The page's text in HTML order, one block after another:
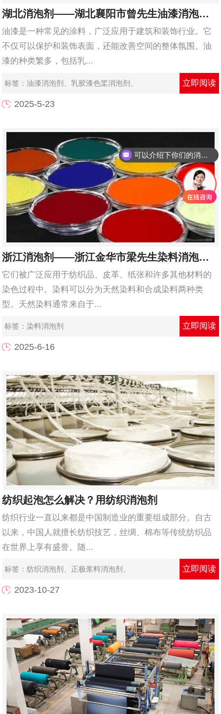
湖北消泡剂——湖北襄阳市曾先生油漆消泡剂使用和应用案例
油漆是一种常见的涂料，广泛应用于建筑和装饰行业。它
不仅可以保护和装饰表面，还能改善空间的整体氛围。油
漆的种类繁多，包括乳...
标签： 油漆消泡剂 乳胶漆色桨消泡剂 立即阅读
2025-5-23
浙江消泡剂——浙江金华市梁先生染料消泡剂使用和应用案例
它们被广泛应用于纺织品、皮革、纸张和许多其他材料的
染色过程中。染料可以分为天然染料和合成染料两种类
型。天然染料通常来自于...
标签： 染料消泡剂 立即阅读
2025-6-16
纺织起泡怎么解决？用纺织消泡剂
纺织行业一直以来都是中国制造业的重要组成部分。自古
以来，中国人就擅长纺织技艺，丝绸、棉布等传统纺织品
在世界上享有盛誉。随...
标签： 纺织消泡剂 正极浆料消泡剂 立即阅读
2023-10-27
可以介绍下你们的消泡剂么